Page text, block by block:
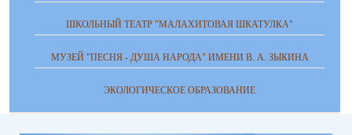
ШКОЛЬНЫЙ ТЕАТР "МАЛАХИТОВАЯ ШКАТУЛКА"
МУЗЕЙ "ПЕСНЯ - ДУША НАРОДА" ИМЕНИ В. А. ЗЫКИНА
ЭКОЛОГИЧЕСКОЕ ОБРАЗОВАНИЕ